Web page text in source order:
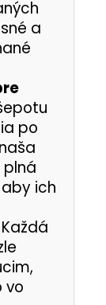
a
po
plná
ich
vo